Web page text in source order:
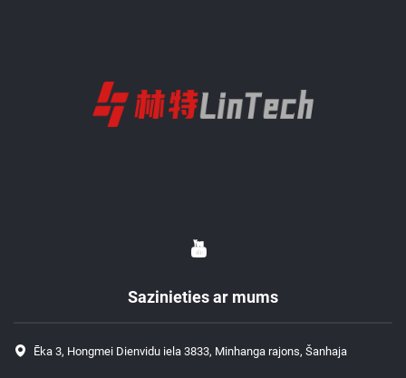
Sazinieties ar mums
Ēka 3, Hongmei Dienvidu iela 3833, Minhanga rajons, Šanhaja